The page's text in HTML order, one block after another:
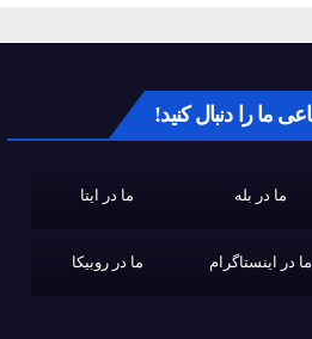
ما را دنبال کنید!
ما در بله ما در ایتا
ما در اینستاگرام ما در روبیکا